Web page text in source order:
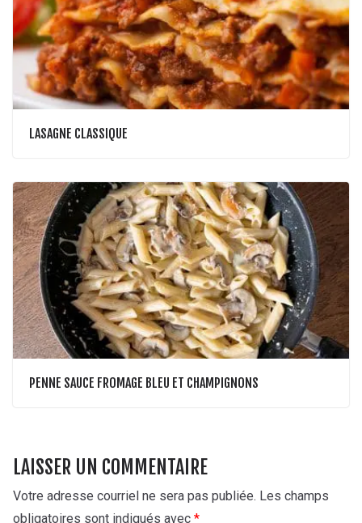
LASAGNE CLASSIQUE
PENNE SAUCE FROMAGE BLEU ET CHAMPIGNONS
LAISSER UN COMMENTAIRE
Votre adresse courriel ne sera pas publiée. Les champs
obligatoires sont indiqués avec *